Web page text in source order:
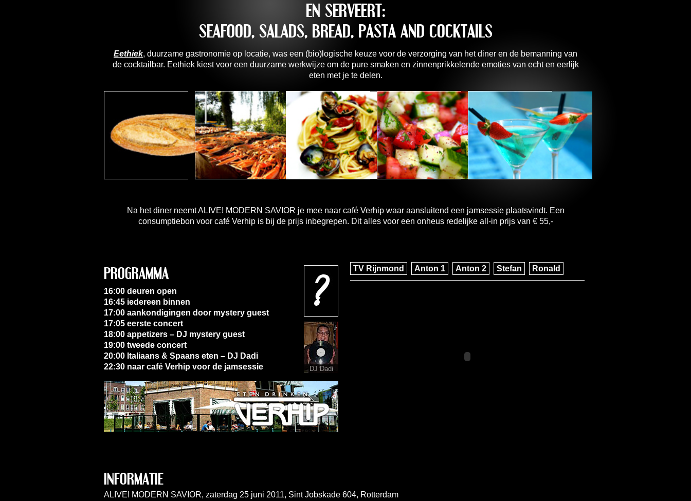
EN SERVEERT:
SEAFOOD, SALADS, BREAD, PASTA AND COCKTAILS
Eethiek, duurzame gastronomie op locatie, was een (bio)logische keuze voor de verzorging van het diner en de bemanning van
de cocktailbar. Eethiek kiest voor een duurzame werkwijze om de pure smaken en zinnenprikkelende emoties van echt en eerlijk
eten met je te delen.
Na het diner neemt ALIVE! MODERN SAVIOR je mee naar café Verhip waar aansluitend een jamsessie plaatsvindt. Een
consumptiebon voor café Verhip is bij de prijs inbegrepen. Dit alles voor een onheus redelijke all-in prijs van € 55,-
PROGRAMMA
16:00 deuren open
16:45 iedereen binnen
17:00 aankondigingen door mystery guest
17:05 eerste concert
18:00 appetizers – DJ mystery guest
19:00 tweede concert
20:00 Italiaans & Spaans eten – DJ Dadi
22:30 naar café Verhip voor de jamsessie
DJ Dadi
TV Rijnmond Anton 1 Anton 2 Stefan Ronald
INFORMATIE
ALIVE! MODERN SAVIOR, zaterdag 25 juni 2011, Sint Jobskade 604, Rotterdam